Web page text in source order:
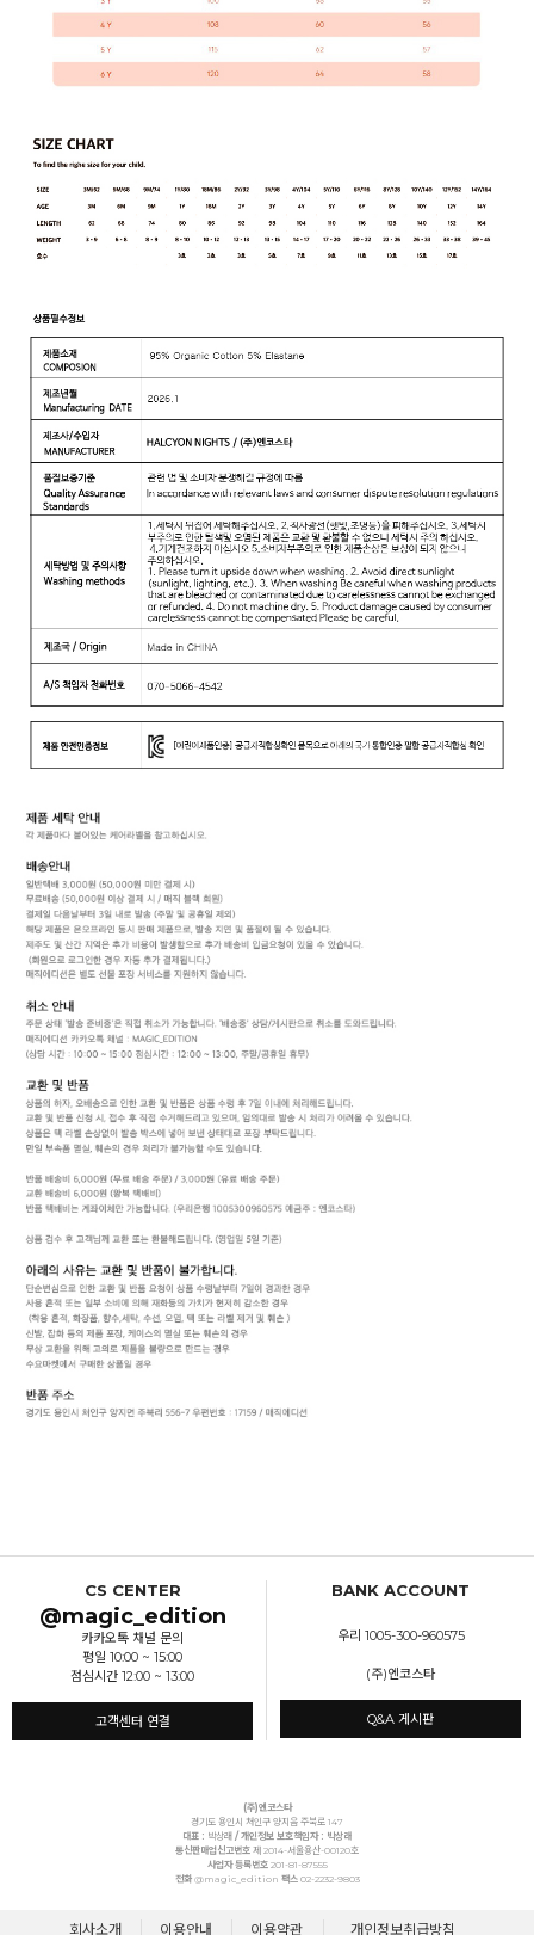
CS CENTER
@magic_edition
카카오톡 채널 문의
평일 10:00 ~ 15:00
점심시간 12:00 ~ 13:00
고객센터 연결
BANK ACCOUNT
우리 1005-300-960575
(주)엔코스타
Q&A 게시판
(주)엔코스타
경기도 용인시 처인구 양지읍 주북로 147
대표 : 박상래 / 개인정보 보호책임자 : 박상래
통신판매업신고번호 제 2014-서울용산-00120호
사업자 등록번호201-81-87555
전화@magic_edition 팩스02-2232-9803
회사소개 이용안내 이용약관 개인정보취급방침